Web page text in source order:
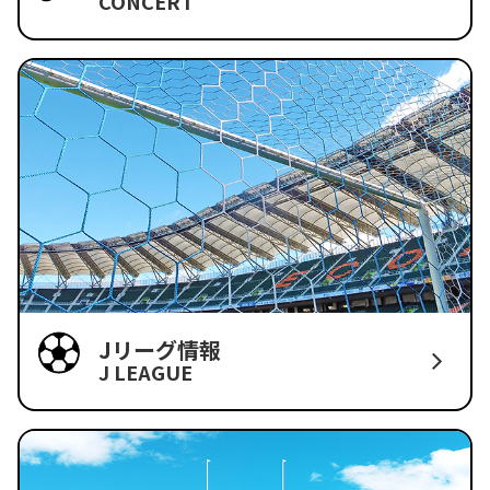
Jリーグ情報
J LEAGUE